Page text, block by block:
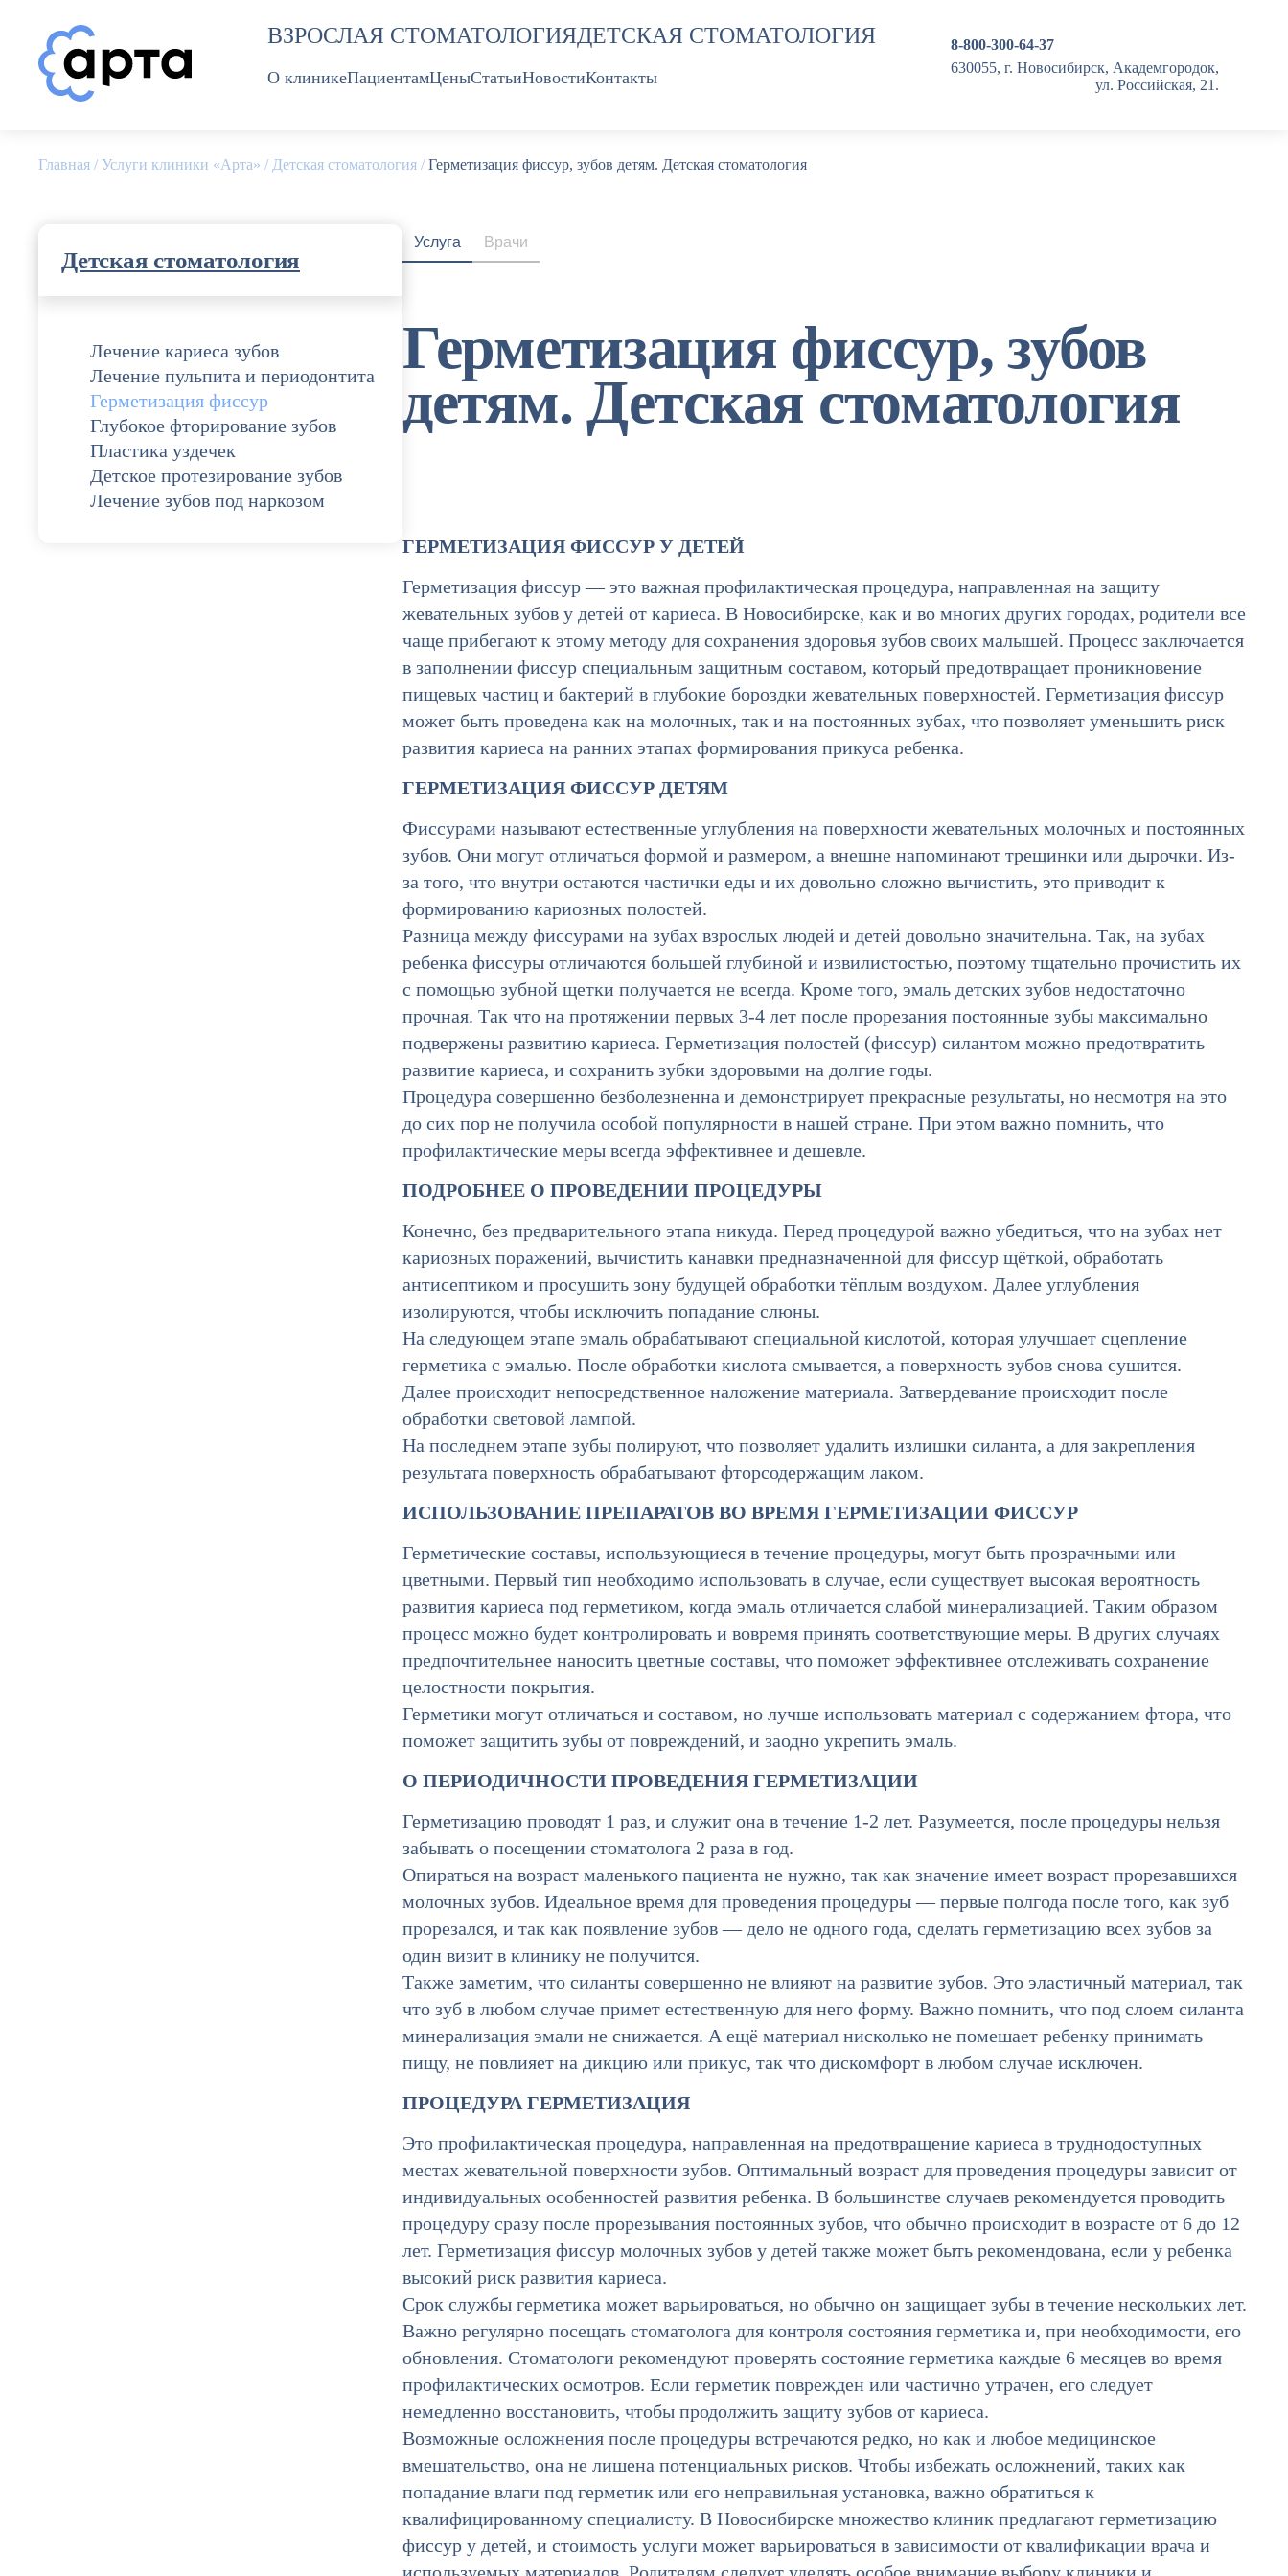
содержанию
ВЗРОСЛАЯ СТОМАТОЛОГИЯДЕТСКАЯ СТОМАТОЛОГИЯ
О клиникеПациентамЦеныСтатьиНовостиКонтакты
8-800-300-64-37
630055, г. Новосибирск, Академгородок,
ул. Российская, 21.
Главная / Услуги клиники «Арта» / Детская стоматология /Герметизация фиссур, зубов детям. Детская стоматология
Детская стоматология
Лечение кариеса зубов
Лечение пульпита и периодонтита
Герметизация фиссур
Глубокое фторирование зубов
Пластика уздечек
Детское протезирование зубов
Лечение зубов под наркозом
Услуга Врачи
Герметизация фиссур, зубов
детям. Детская стоматология
ГЕРМЕТИЗАЦИЯ ФИССУР У ДЕТЕЙ
Герметизация фиссур — это важная профилактическая процедура, направленная на защиту
жевательных зубов у детей от кариеса. В Новосибирске, как и во многих других городах, родители все
чаще прибегают к этому методу для сохранения здоровья зубов своих малышей. Процесс заключается
в заполнении фиссур специальным защитным составом, который предотвращает проникновение
пищевых частиц и бактерий в глубокие бороздки жевательных поверхностей. Герметизация фиссур
может быть проведена как на молочных, так и на постоянных зубах, что позволяет уменьшить риск
развития кариеса на ранних этапах формирования прикуса ребенка.
ГЕРМЕТИЗАЦИЯ ФИССУР ДЕТЯМ
Фиссурами называют естественные углубления на поверхности жевательных молочных и постоянных
зубов. Они могут отличаться формой и размером, а внешне напоминают трещинки или дырочки. Из-
за того, что внутри остаются частички еды и их довольно сложно вычистить, это приводит к
формированию кариозных полостей.
Разница между фиссурами на зубах взрослых людей и детей довольно значительна. Так, на зубах
ребенка фиссуры отличаются большей глубиной и извилистостью, поэтому тщательно прочистить их
с помощью зубной щетки получается не всегда. Кроме того, эмаль детских зубов недостаточно
прочная. Так что на протяжении первых 3-4 лет после прорезания постоянные зубы максимально
подвержены развитию кариеса. Герметизация полостей (фиссур) силантом можно предотвратить
развитие кариеса, и сохранить зубки здоровыми на долгие годы.
Процедура совершенно безболезненна и демонстрирует прекрасные результаты, но несмотря на это
до сих пор не получила особой популярности в нашей стране. При этом важно помнить, что
профилактические меры всегда эффективнее и дешевле.
ПОДРОБНЕЕ О ПРОВЕДЕНИИ ПРОЦЕДУРЫ
Конечно, без предварительного этапа никуда. Перед процедурой важно убедиться, что на зубах нет
кариозных поражений, вычистить канавки предназначенной для фиссур щёткой, обработать
антисептиком и просушить зону будущей обработки тёплым воздухом. Далее углубления
изолируются, чтобы исключить попадание слюны.
На следующем этапе эмаль обрабатывают специальной кислотой, которая улучшает сцепление
герметика с эмалью. После обработки кислота смывается, а поверхность зубов снова сушится.
Далее происходит непосредственное наложение материала. Затвердевание происходит после
обработки световой лампой.
На последнем этапе зубы полируют, что позволяет удалить излишки силанта, а для закрепления
результата поверхность обрабатывают фторсодержащим лаком.
ИСПОЛЬЗОВАНИЕ ПРЕПАРАТОВ ВО ВРЕМЯ ГЕРМЕТИЗАЦИИ ФИССУР
Герметические составы, использующиеся в течение процедуры, могут быть прозрачными или
цветными. Первый тип необходимо использовать в случае, если существует высокая вероятность
развития кариеса под герметиком, когда эмаль отличается слабой минерализацией. Таким образом
процесс можно будет контролировать и вовремя принять соответствующие меры. В других случаях
предпочтительнее наносить цветные составы, что поможет эффективнее отслеживать сохранение
целостности покрытия.
Герметики могут отличаться и составом, но лучше использовать материал с содержанием фтора, что
поможет защитить зубы от повреждений, и заодно укрепить эмаль.
О ПЕРИОДИЧНОСТИ ПРОВЕДЕНИЯ ГЕРМЕТИЗАЦИИ
Герметизацию проводят 1 раз, и служит она в течение 1-2 лет. Разумеется, после процедуры нельзя
забывать о посещении стоматолога 2 раза в год.
Опираться на возраст маленького пациента не нужно, так как значение имеет возраст прорезавшихся
молочных зубов. Идеальное время для проведения процедуры — первые полгода после того, как зуб
прорезался, и так как появление зубов — дело не одного года, сделать герметизацию всех зубов за
один визит в клинику не получится.
Также заметим, что силанты совершенно не влияют на развитие зубов. Это эластичный материал, так
что зуб в любом случае примет естественную для него форму. Важно помнить, что под слоем силанта
минерализация эмали не снижается. А ещё материал нисколько не помешает ребенку принимать
пищу, не повлияет на дикцию или прикус, так что дискомфорт в любом случае исключен.
ПРОЦЕДУРА ГЕРМЕТИЗАЦИЯ
Это профилактическая процедура, направленная на предотвращение кариеса в труднодоступных
местах жевательной поверхности зубов. Оптимальный возраст для проведения процедуры зависит от
индивидуальных особенностей развития ребенка. В большинстве случаев рекомендуется проводить
процедуру сразу после прорезывания постоянных зубов, что обычно происходит в возрасте от 6 до 12
лет. Герметизация фиссур молочных зубов у детей также может быть рекомендована, если у ребенка
высокий риск развития кариеса.
Срок службы герметика может варьироваться, но обычно он защищает зубы в течение нескольких лет.
Важно регулярно посещать стоматолога для контроля состояния герметика и, при необходимости, его
обновления. Стоматологи рекомендуют проверять состояние герметика каждые 6 месяцев во время
профилактических осмотров. Если герметик поврежден или частично утрачен, его следует
немедленно восстановить, чтобы продолжить защиту зубов от кариеса.
Возможные осложнения после процедуры встречаются редко, но как и любое медицинское
вмешательство, она не лишена потенциальных рисков. Чтобы избежать осложнений, таких как
попадание влаги под герметик или его неправильная установка, важно обратиться к
квалифицированному специалисту. В Новосибирске множество клиник предлагают герметизацию
фиссур у детей, и стоимость услуги может варьироваться в зависимости от квалификации врача и